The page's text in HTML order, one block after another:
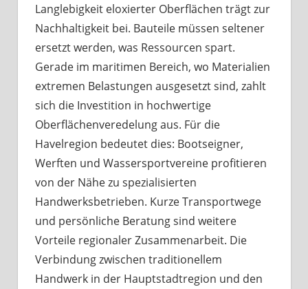
Langlebigkeit eloxierter Oberflächen trägt zur
Nachhaltigkeit bei. Bauteile müssen seltener
ersetzt werden, was Ressourcen spart.
Gerade im maritimen Bereich, wo Materialien
extremen Belastungen ausgesetzt sind, zahlt
sich die Investition in hochwertige
Oberflächenveredelung aus. Für die
Havelregion bedeutet dies: Bootseigner,
Werften und Wassersportvereine profitieren
von der Nähe zu spezialisierten
Handwerksbetrieben. Kurze Transportwege
und persönliche Beratung sind weitere
Vorteile regionaler Zusammenarbeit. Die
Verbindung zwischen traditionellem
Handwerk in der Hauptstadtregion und den